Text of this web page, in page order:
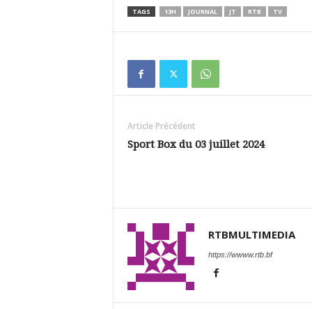
TAGS 13H JOURNAL JT RTB TV
Article Précédent
Sport Box du 03 juillet 2024
RTBMULTIMEDIA
https://wwww.rtb.bf